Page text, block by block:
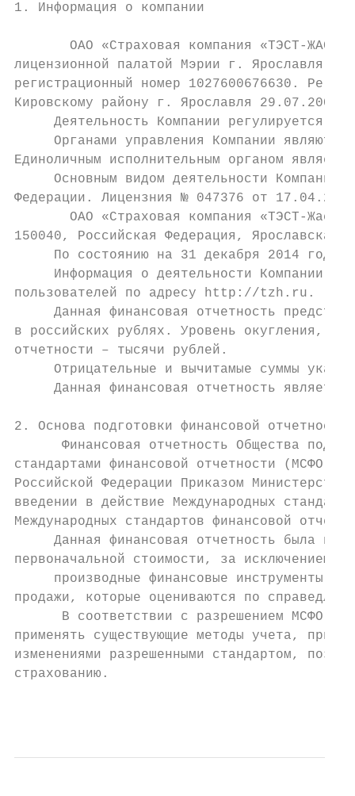
1. Информация о компании
ОAО «Страховая компания «ТЭСТ-
лицензионной палатой Мэрии г. Ярославля 7
регистрационный номер 1027600676630.
Кировскому району г. Ярославля 29.07.2002
Деятельность Компании регулируется
Органами управления Компании
Единоличным исполнительным органом
Основным видом деятельности Компании
Федерации. Лицензния № 047376 от
ОAО «Страховая компания «ТЭСТ-
150040, Российская Федерация,
По состоянию на 31 декабря 2014 года
Информация о деятельности Компании
пользователей по адресу http://tzh.ru.
Данная финансовая отчетность
в российских рублях. Уровень окугления,
отчетности – тысячи рублей.
Отрицательные и вычитамые суммы
Данная финансовая отчетность
2. Основа подготовки финансовой отчетности
Финансовая отчетность Общества
стандартами финансовой отчетности (МСФО)
Российской Федерации Приказом
введении в действие Международных
Международных стандартов финансовой
Данная финансовая отчетность была
первоначальной стоимости, за исключением
производные финансовые инструменты и
продажи, которые оцениваются по
В соответствии с разрешением МСФО 4
применять существующие методы учета,
изменениями разрешенными стандартом,
страхованию.